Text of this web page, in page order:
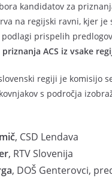
kandidatov za
na regijski ravni, kjer je
podlagi prispelih
ACS iz vsake
regiji je komisijo
s področja
, CSD Lendava
, RTV Slovenija
, DOŠ Genterovci,